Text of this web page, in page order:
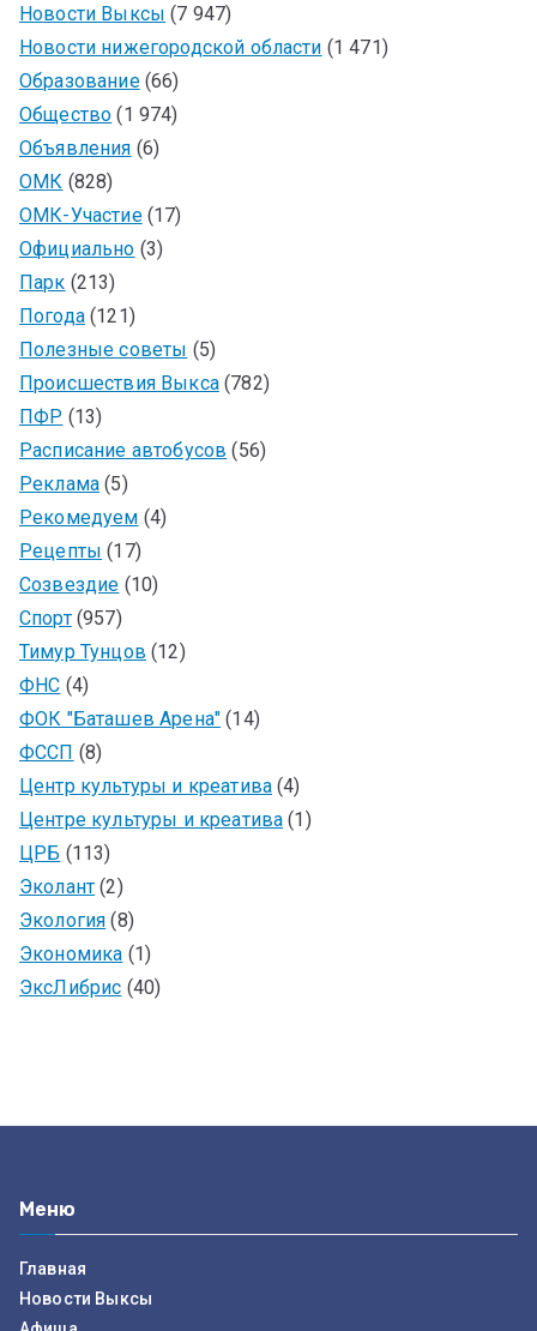
Новости Выксы (7 947)
Новости нижегородской области (1 471)
Образование(66)
Общество (1 974)
Объявления (6)
ОМК (828)
ОМК-Участие(17)
Официально (3)
Парк (213)
Погода(121)
Полезные советы (5)
Происшествия Выкса(782)
ПФР (13)
Расписание автобусов (56)
Реклама (5)
Рекомедуем (4)
Рецепты (17)
Созвездие (10)
Спорт(957)
Тимур Тунцов (12)
ФНС (4)
ФОК "Баташев Арена" (14)
ФССП (8)
Центр культуры и креатива (4)
Центре культуры и креатива (1)
ЦРБ (113)
Эколант (2)
Экология (8)
Экономика (1)
ЭксЛибрис (40)
Меню
Главная
Новости Выксы